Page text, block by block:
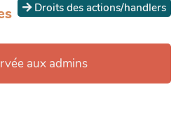
Droits des actions/handlers
aux admins